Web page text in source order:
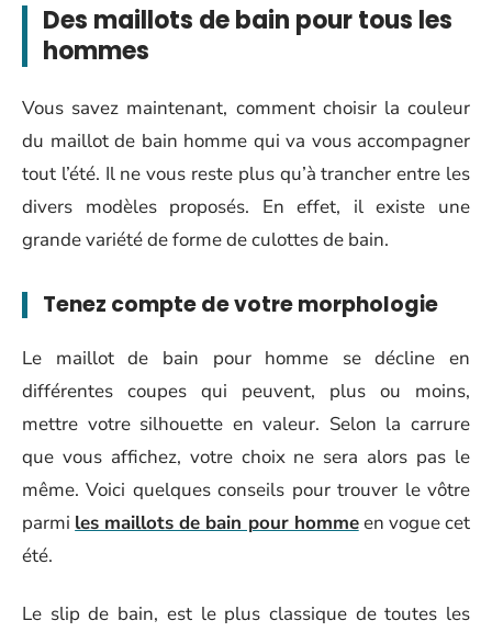
Des maillots de bain pour tous les
hommes
Vous savez maintenant, comment choisir la couleur
du maillot de bain homme qui va vous accompagner
tout l’été. Il ne vous reste plus qu’à trancher entre les
divers modèles proposés. En effet, il existe une
grande variété de forme de culottes de bain.
Tenez compte de votre morphologie
Le maillot de bain pour homme se décline en
différentes coupes qui peuvent, plus ou moins,
mettre votre silhouette en valeur. Selon la carrure
que vous affichez, votre choix ne sera alors pas le
même. Voici quelques conseils pour trouver le vôtre
parmi les maillots de bain pour hommeen vogue cet
été.
Le slip de bain, est le plus classique de toutes les